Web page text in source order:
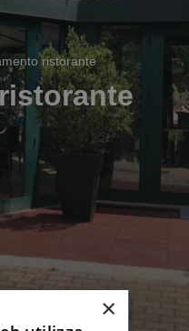
ristorante
×